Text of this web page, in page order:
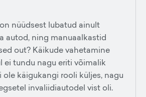
nüüdsest lubatud ainult
autod, ning manuaalkastid
out? Käikude vahetamine
ei tundu nagu eriti võimalik
ole käigukangi rooli küljes, nagu
invaliidiautodel vist oli.